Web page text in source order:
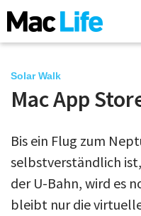
iPhone
Mac
iPad
Solar Walk
Mac App
Bis ein Flug zum
selbstverständlich
der U-Bahn, wird es
bleibt nur die